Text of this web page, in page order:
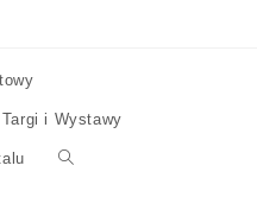
Targi i Wystawy